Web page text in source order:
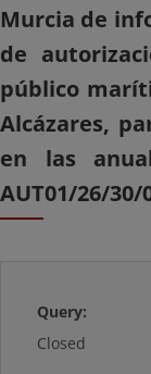
Murcia de
de
público
Alcázares,
en las
AUT01/26/30/
Query:
Closed